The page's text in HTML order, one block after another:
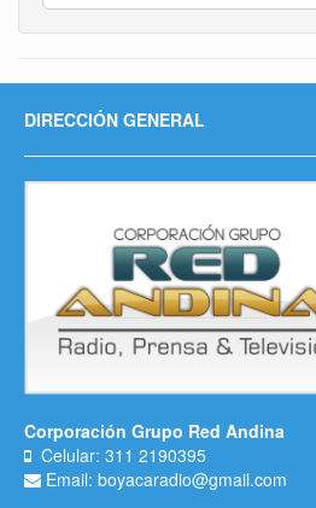
DIRECCIÓN GENERAL
Corporación Grupo Red Andina
Celular: 311 2190395
Email: boyacaradio@gmail.com